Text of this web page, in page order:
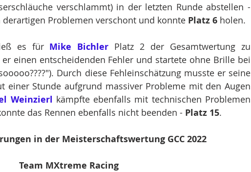
Problemen verschont und konnte Platz 6 holen.
es für Mike Bichler Platz 2 der Gesamtwertung zu
einen entscheidenden Fehler und startete ohne Brille bei
Durch diese Fehleinschätzung musste er seine
einer Stunde aufgrund massiver Probleme mit den Augen
Weinzierl kämpfte ebenfalls mit technischen Problemen
das Rennen ebenfalls nicht beenden - Platz 15.
in der Meisterschaftswertung GCC 2022
Team MXtreme Racing